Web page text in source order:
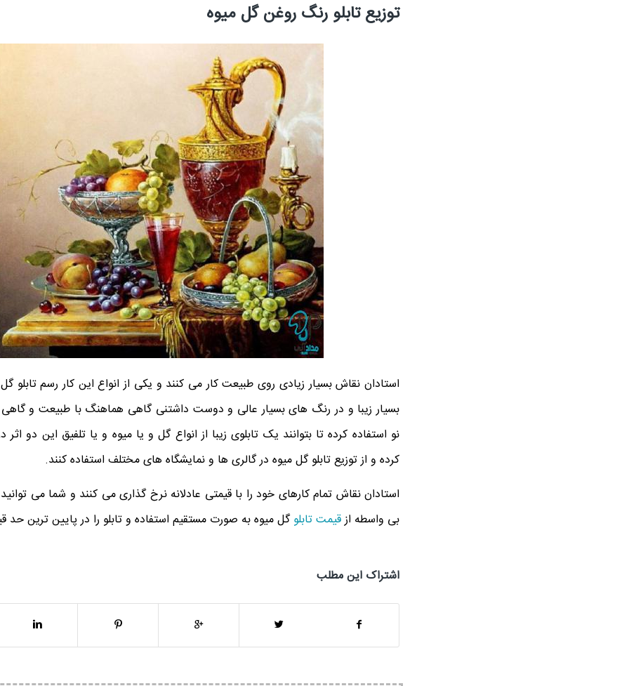
توزیع تابلو رنگ روغن گل میوه
استادان نقاش بسیار زیادی روی طبیعت کار می کنند و یکی از انواع این کار رسم تابلو
بسیار زیبا و در رنگ های بسیار عالی و دوست داشتنی گاهی هماهنگ با طبیعت و
نو استفاده کرده تا بتوانند یک تابلوی زیبا از انواع گل و یا میوه و یا تلفیق این دو اثر
کرده و از توزیع تابلو گل میوه در گالری ها و نمایشگاه های مختلف استفاده کنند.
استادان نقاش تمام کارهای خود را با قیمتی عادلانه نرخ گذاری می کنند و شما می
بی واسطه ازقیمت تابلوگل میوه به صورت مستقیم استفاده و تابلو را در پایین ترین حد
اشتراک این مطلب